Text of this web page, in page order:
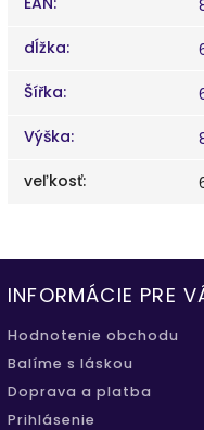
dĺžka:
Šířka:
Výška:
veľkosť:
INFORMÁCIE PRE
Hodnotenie obchodu
Balíme s láskou
Doprava a platba
Prihlásenie